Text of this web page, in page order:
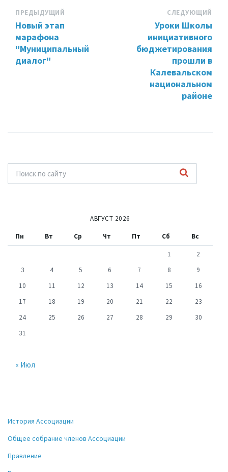
ПРЕДЫДУЩИЙ
Новый этап
марафона
"Муниципальный
диалог"
СЛЕДУЮЩИЙ
Уроки Школы
инициативного
бюджетирования
прошли в
Калевальском
национальном
районе
АВГУСТ 2026
Пн Вт Ср Чт Пт Сб Вс
1
2
3
4 5 6 7 8
9
10
11 12 13 14 15
16
17
18 19 20 21 22
23
24
25 26 27 28 29
30
31
« Июл
История Ассоциации
Общее собрание членов Ассоциации
Правление